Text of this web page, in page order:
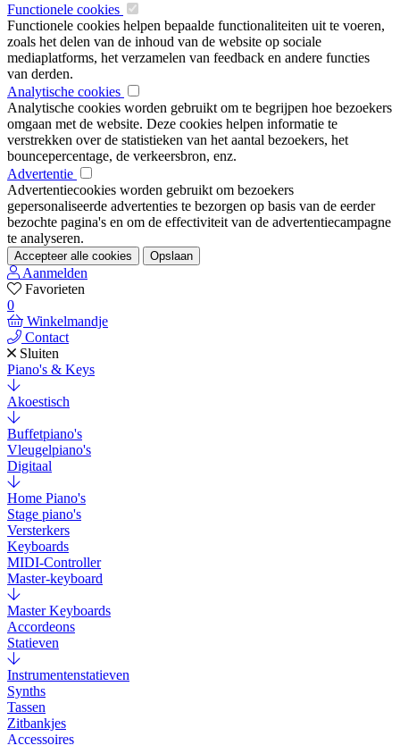
Functionele cookies
Functionele cookies helpen bepaalde functionaliteiten uit te voeren,
zoals het delen van de inhoud van de website op sociale
mediaplatforms, het verzamelen van feedback en andere functies
van derden.
Analytische cookies
Analytische cookies worden gebruikt om te begrijpen hoe bezoekers
omgaan met de website. Deze cookies helpen informatie te
verstrekken over de statistieken van het aantal bezoekers, het
bouncepercentage, de verkeersbron, enz.
Advertentie
Advertentiecookies worden gebruikt om bezoekers
gepersonaliseerde advertenties te bezorgen op basis van de eerder
bezochte pagina's en om de effectiviteit van de advertentiecampagne
te analyseren.
Accepteer alle cookies Opslaan
Aanmelden
Favorieten
0
Winkelmandje
Contact
Sluiten
Piano's & Keys
Akoestisch
Buffetpiano's
Vleugelpiano's
Digitaal
Home Piano's
Stage piano's
Versterkers
Keyboards
MIDI-Controller
Master-keyboard
Master Keyboards
Accordeons
Statieven
Instrumentenstatieven
Synths
Tassen
Zitbankjes
Accessoires